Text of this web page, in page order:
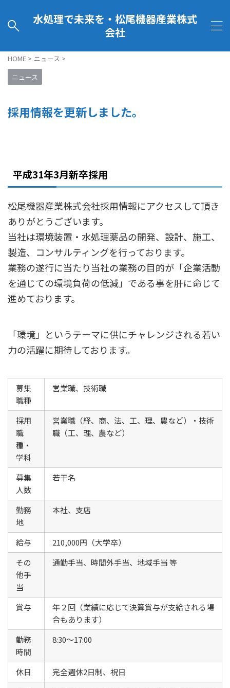
水処理で未来を・松尾機器産業株式
会社
HOME > ニュース >
ニュース
採用情報を更新しました。
平成31年3月新卒採用
松尾機器産業株式会社採用情報にアクセスして頂き
ありがとうございます。
当社は環境装置・水処理薬品の開発、設計、施工、
製造、コンサルティングを行っております。
業務の遂行に当たり当社の業務の目的が「企業活動
を通じての環境負荷の低減」である事を肝に命じて
進めております。
「環境」というテーマに供にチャレンジされる若い
力の活躍に期待しております。
募集
職種
営業職、技術職
採用
職
種・
学科
営業職（経、商、法、工、理、農など）・技術
職（工、理、農など）
募集
人数
若干名
勤務
地
本社、支店
給与
210,000円（大学卒）
その
他手
当
通勤手当、時間外手当、地域手当 等
賞与
年２回（業績に応じて決算賞与が支給される場
合もあります）
勤務
時間
8:30～17:00
休日
完全週休2日制、祝日